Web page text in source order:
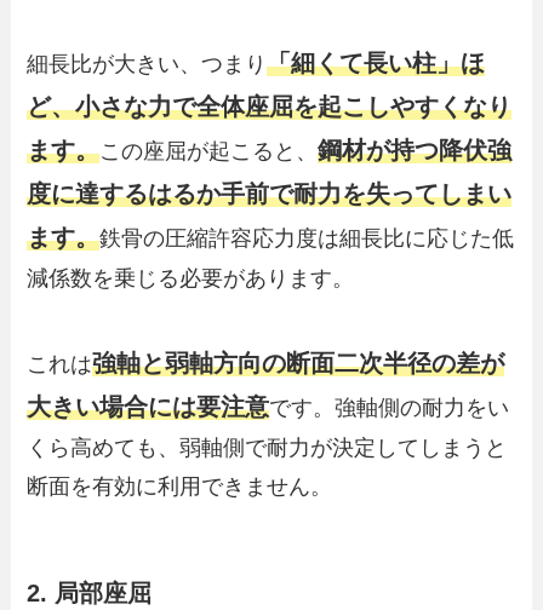
細長比が大きい、つまり「細くて長い柱」ほ
ど、小さな力で全体座屈を起こしやすくなり
ます。この座屈が起こると、鋼材が持つ降伏強
度に達するはるか手前で耐力を失ってしまい
ます。鉄骨の圧縮許容応力度は細長比に応じた低
減係数を乗じる必要があります。
これは強軸と弱軸方向の断面二次半径の差が
大きい場合には要注意です。強軸側の耐力をい
くら高めても、弱軸側で耐力が決定してしまうと
断面を有効に利用できません。
2. 局部座屈